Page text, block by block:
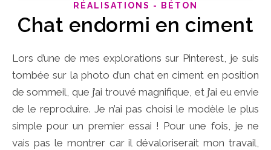
RÉALISATIONS - BÉTON
Chat endormi en ciment
Lors d’une de mes explorations sur Pinterest, je suis
tombée sur la photo d’un chat en ciment en position
de sommeil, que j’ai trouvé magnifique, et j’ai eu envie
de le reproduire. Je n’ai pas choisi le modèle le plus
simple pour un premier essai ! Pour une fois, je ne
vais pas le montrer car il dévaloriserait mon travail,